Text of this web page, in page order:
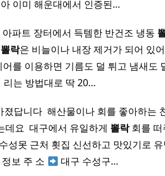
이미 해운대에서 인증된…
아파트 장터에서 득템한 반건조 냉동
뽈락은 비늘이나 내장 제거가 되어 있
를 이용하면 기름도 덜 튀고 냄새도
리는 방법대로 딱 20…
답니다 ​ 해산물이나 회를 좋아하는
데요 ​ 대구에서 유일하게 뽈락회를 떠
수성못 근처 횟집 신선하고 맛있기로
정보 주 소 대구 수성구…